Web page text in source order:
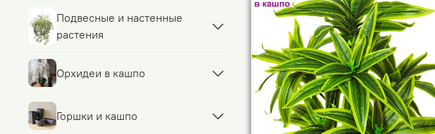
Подвесные и настенные
растения
Орхидеи в кашпо
Горшки и кашпо